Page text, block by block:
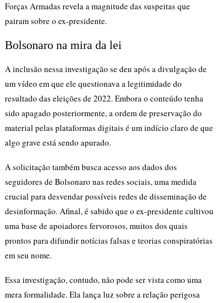
Forças Armadas revela a magnitude das suspeitas que
pairam sobre o ex-presidente.
Bolsonaro na mira da lei
A inclusão nessa investigação se deu após a divulgação de
um vídeo em que ele questionava a legitimidade do
resultado das eleições de 2022. Embora o conteúdo tenha
sido apagado posteriormente, a ordem de preservação do
material pelas plataformas digitais é um indício claro de que
algo grave está sendo apurado.
A solicitação também busca acesso aos dados dos
seguidores de Bolsonaro nas redes sociais, uma medida
crucial para desvendar possíveis redes de disseminação de
desinformação. Afinal, é sabido que o ex-presidente cultivou
uma base de apoiadores fervorosos, muitos dos quais
prontos para difundir notícias falsas e teorias conspiratórias
em seu nome.
Essa investigação, contudo, não pode ser vista como uma
mera formalidade. Ela lança luz sobre a relação perigosa